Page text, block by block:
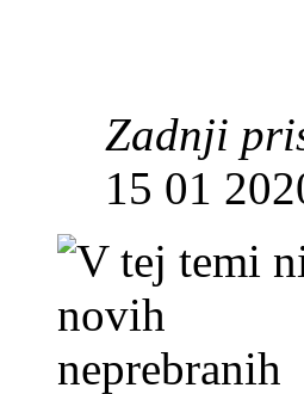
Zadnji
15 01